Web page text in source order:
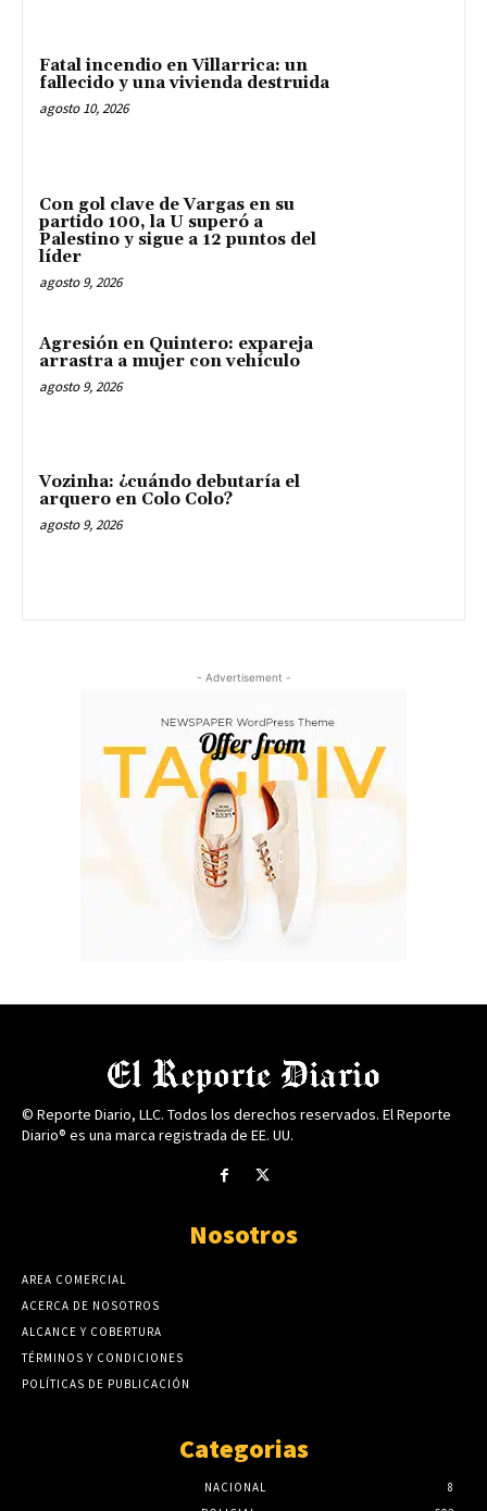
Fatal incendio en Villarrica: un
fallecido y una vivienda destruida
agosto 10, 2026
Con gol clave de Vargas en su
partido 100, la U superó a
Palestino y sigue a 12 puntos del
líder
agosto 9, 2026
Agresión en Quintero: expareja
arrastra a mujer con vehículo
agosto 9, 2026
Vozinha: ¿cuándo debutaría el
arquero en Colo Colo?
agosto 9, 2026
- Advertisement -
© Reporte Diario, LLC. Todos los derechos reservados. El Reporte
Diario® es una marca registrada de EE. UU.
Nosotros
AREA COMERCIAL
ACERCA DE NOSOTROS
ALCANCE Y COBERTURA
TÉRMINOS Y CONDICIONES
POLÍTICAS DE PUBLICACIÓN
Categorias
NACIONAL
8